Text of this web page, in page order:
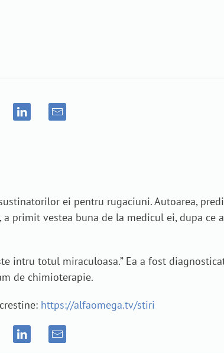
ei pentru rugaciuni. Autoarea,
primit vestea buna de la medicul ei, dupa ce
intru totul miraculoasa.” Ea a fost
de chimioterapie.
https://alfaomega.tv/stiri